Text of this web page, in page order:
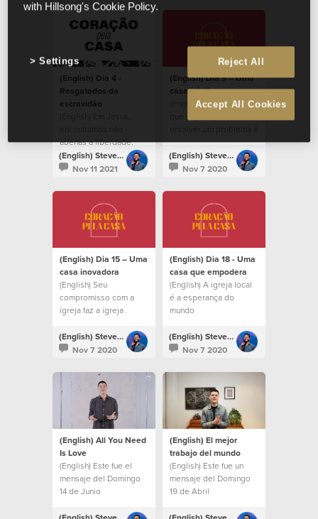
(English) Dia 4 -
Resgatados da
escravidão
apenas a liberdade,
mas a capacidade de
refletir Deus na Terra.
(English) Steven Richards
Nov 11 2021
(English) Dia 9 – Uma
casa criativa
(English) Qualquer um
uma pessoa criativa.
(English) Steven Richards
Nov 7 2020
(English) Dia 15 – Uma
casa inovadora
(English) Seu
compromisso com a
igreja faz a igreja
(English) Steven Richards
Nov 7 2020
(English) Dia 18 - Uma
casa que empodera
(English) A igreja local
é a esperança do
mundo
(English) Steven Richards
Nov 7 2020
(English) All You Need
Is Love
(English) Este fue el
mensaje del Domingo
14 de Junio
(English) El mejor
trabajo del mundo
(English) Este fue un
mensaje del Domingo
19 de Abril
with Hillsong's Cookie Policy.
Reject All
Accept All Cookies
Settings